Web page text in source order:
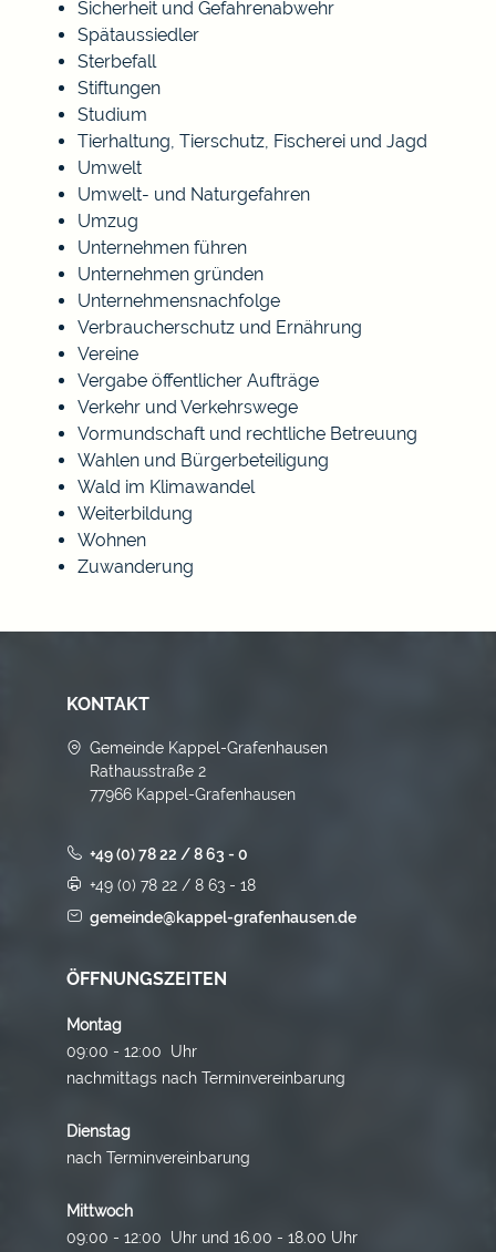
Sicherheit und Gefahrenabwehr
Spätaussiedler
Sterbefall
Stiftungen
Studium
Tierhaltung, Tierschutz, Fischerei und Jagd
Umwelt
Umwelt- und Naturgefahren
Umzug
Unternehmen führen
Unternehmen gründen
Unternehmensnachfolge
Verbraucherschutz und Ernährung
Vereine
Vergabe öffentlicher Aufträge
Verkehr und Verkehrswege
Vormundschaft und rechtliche Betreuung
Wahlen und Bürgerbeteiligung
Wald im Klimawandel
Weiterbildung
Wohnen
Zuwanderung
KONTAKT
Gemeinde Kappel-Grafenhausen
Rathausstraße 2
77966 Kappel-Grafenhausen
+49 (0) 78 22 / 8 63 - 0
+49 (0) 78 22 / 8 63 - 18
gemeinde@kappel-grafenhausen.de
ÖFFNUNGSZEITEN
Montag
09:00 - 12:00 Uhr
nachmittags nach Terminvereinbarung
Dienstag
nach Terminvereinbarung
Mittwoch
09:00 - 12:00 Uhr und 16.00 - 18.00 Uhr